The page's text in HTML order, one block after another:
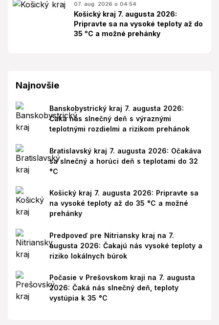
07. aug. 2026 o 04:54
Košický kraj 7. augusta 2026:
Pripravte sa na vysoké teploty až do
35 °C a možné prehánky
Najnovšie
Banskobystrický kraj 7. augusta 2026:
Čaká nás slnečný deň s výraznými
teplotnými rozdielmi a rizikom prehánok
Bratislavský kraj 7. augusta 2026: Očakáva
sa slnečný a horúci deň s teplotami do 32
°C
Košický kraj 7. augusta 2026: Pripravte sa
na vysoké teploty až do 35 °C a možné
prehánky
Predpoveď pre Nitriansky kraj na 7.
augusta 2026: Čakajú nás vysoké teploty a
riziko lokálnych búrok
Počasie v Prešovskom kraji na 7. augusta
2026: Čaká nás slnečný deň, teploty
vystúpia k 35 °C